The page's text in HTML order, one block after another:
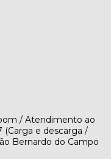
/ Atendimento ao
(Carga e descarga /
Bernardo do Campo